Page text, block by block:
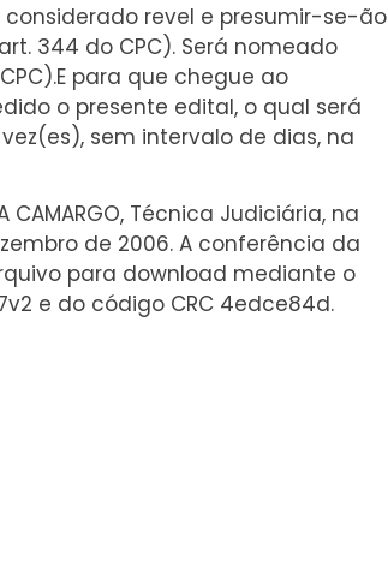
revel e presumir-se-ão
344 do CPC). Será nomeado
para que chegue ao
o presente edital, o qual será
sem intervalo de dias, na
CAMARGO, Técnica Judiciária, na
de 2006. A conferência da
para download mediante o
e do código CRC 4edce84d.